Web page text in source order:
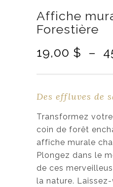
Affiche
Forestière
19,00 $ –
Des effluves de
Transformez
coin de forêt
affiche murale
Plongez dans le
de ces
la nature.